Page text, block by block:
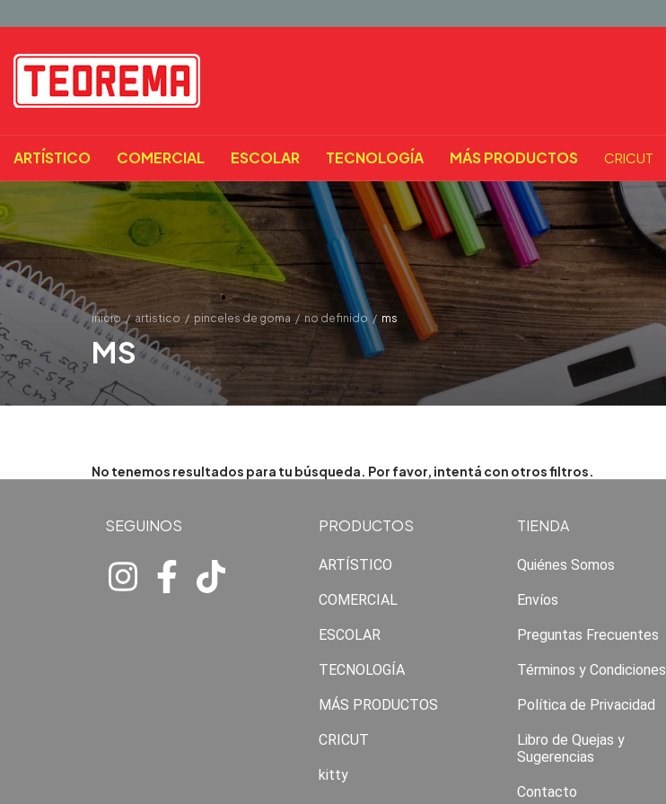
ARTÍSTICO COMERCIAL ESCOLAR TECNOLOGÍA MÁS PRODUCTOS CRICUT
inicio / artistico / pinceles de goma / no definido / ms
MS
No tenemos resultados para tu búsqueda. Por favor, intentá con otros filtros.
SEGUINOS PRODUCTOS
ARTÍSTICO
COMERCIAL
ESCOLAR
TECNOLOGÍA
MÁS PRODUCTOS
CRICUT
kitty
TIENDA
Quiénes Somos
Envíos
Preguntas Frecuentes
Términos y Condiciones
Política de Privacidad
Libro de Quejas y
Sugerencias
Contacto